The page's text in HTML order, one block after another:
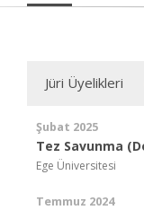
Jüri Üyelikleri
Şubat 2025
Tez Savunma
Ege Üniversitesi
Temmuz 2024